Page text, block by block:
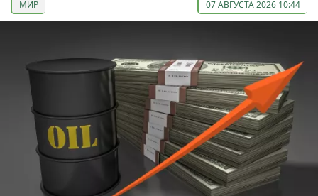
МИР 07 АВГУСТА 2026 10:44